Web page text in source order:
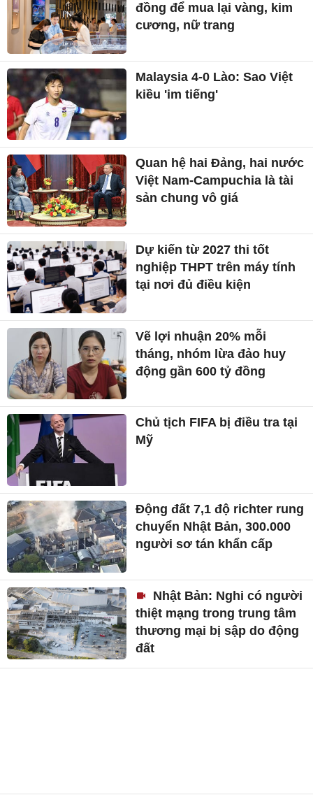
đồng để mua lại vàng, kim
cương, nữ trang
Malaysia 4-0 Lào: Sao Việt
kiều 'im tiếng'
Quan hệ hai Đảng, hai nước
Việt Nam-Campuchia là tài
sản chung vô giá ​
Dự kiến từ 2027 thi tốt
nghiệp THPT trên máy tính
tại nơi đủ điều kiện
Vẽ lợi nhuận 20% mỗi
tháng, nhóm lừa đảo huy
động gần 600 tỷ đồng
Chủ tịch FIFA bị điều tra tại
Mỹ
Động đất 7,1 độ richter rung
chuyển Nhật Bản, 300.000
người sơ tán khẩn cấp
Nhật Bản: Nghi có người
thiệt mạng trong trung tâm
thương mại bị sập do động
đất